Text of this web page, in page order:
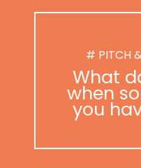
# PITCH
What
when
you